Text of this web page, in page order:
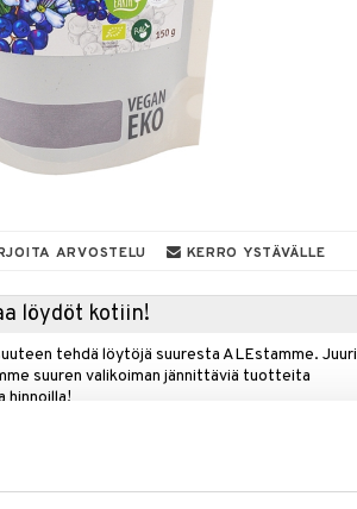
ARVOSTELU KERRO YSTÄVÄLLE
löydöt kotiin!
tehdä löytöjä suuresta ALEstamme. Juuri
suuren valikoiman jännittäviä tuotteita
hinnoilla!